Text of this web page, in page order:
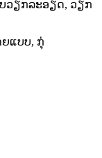
ວຽກລະອຽດ, ວຽກ
ແບບ, ກຸ່